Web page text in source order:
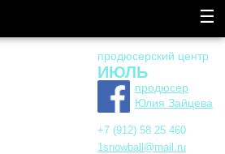
☰
продюсерский центр
ИЮЛЬ
продюсер
Юлия Зайцева
+7 (912) 58 25 460
1snowball@mail.ru